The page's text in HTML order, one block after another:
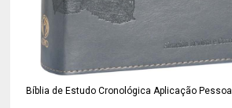
Bíblia de Estudo Cronológica Aplicação Pessoal